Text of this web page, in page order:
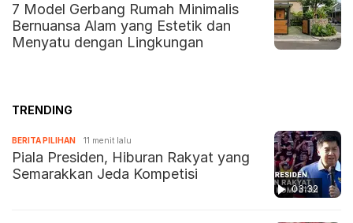
7 Model Gerbang Rumah Minimalis
Bernuansa Alam yang Estetik dan
Menyatu dengan Lingkungan
TRENDING
03:32
BERITA PILIHAN 11 menit lalu
Piala Presiden, Hiburan Rakyat yang
Semarakkan Jeda Kompetisi